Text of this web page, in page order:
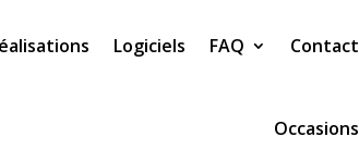
Logiciels FAQ Contact
Occasions